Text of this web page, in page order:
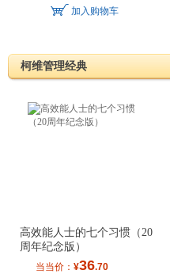
加入购物车
柯维管理经典
高效能人士的七个习惯（20
周年纪念版）
当当价： ¥36.70